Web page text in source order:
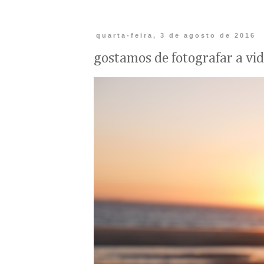
quarta-feira, 3 de agosto de 2016
gostamos de fotografar a